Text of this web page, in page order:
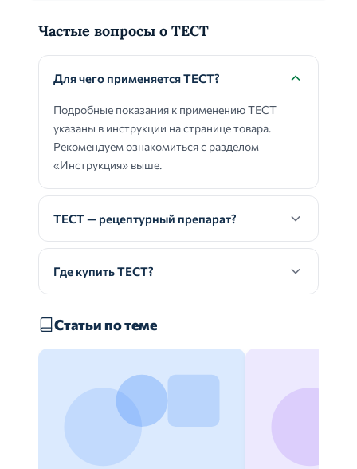
Частые вопросы о ТЕСТ
Для чего применяется ТЕСТ?
Подробные показания к применению ТЕСТ
указаны в инструкции на странице товара.
Рекомендуем ознакомиться с разделом
«Инструкция» выше.
ТЕСТ — рецептурный препарат?
Где купить ТЕСТ?
Статьи по теме